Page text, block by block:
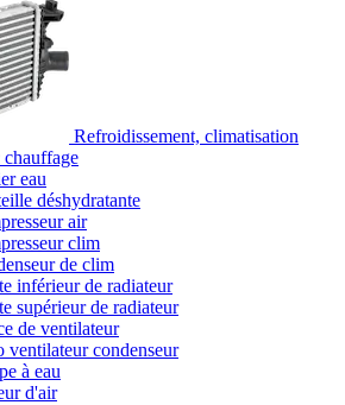
Refroidissement, climatisation
eau
déshydratante
air
clim
de clim
inférieur de radiateur
supérieur de radiateur
de ventilateur
ventilateur condenseur
à eau
d'air